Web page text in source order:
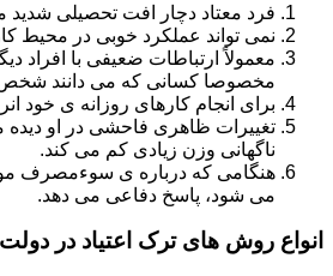
فرد معتاد دچار افت تحصیلی
نمی تواند عملکرد خوبی در محیط
معمولاً ارتباطات ضعیفی با افراد
مخصوصا کسانی که می دانند شخص
برای انجام کارهای روزانه ی خود
تغییرات ظاهری فاحشی در او دیده
ناگهانی وزن زیادی کم می کند.
هنگامی که درباره ی سوءمصرف
می شود، پاسخ دفاعی می دهد.
انواع روش های ترک اعتیاد در دولت